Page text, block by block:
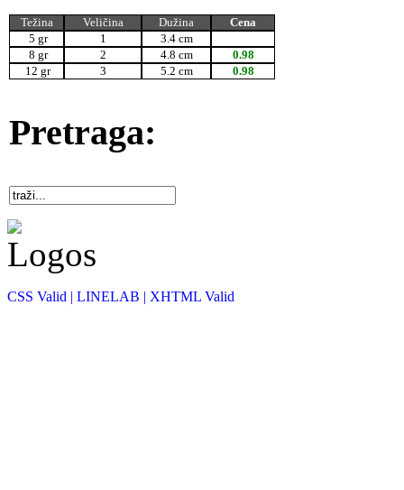
Težina Veličina Dužina
Cena
5 gr
1
3.4 cm
8 gr
2 4.8 cm
0.98
12 gr
3 5.2 cm 0.98
Pretraga:
CSS Valid | LINELAB | XHTML Valid